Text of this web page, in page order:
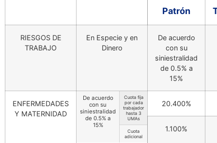
Patrón
RIESGOS DE
TRABAJO
En Especie y en
Dinero
De acuerdo
con su
siniestralidad
de 0.5% a
15%
ENFERMEDADES
Y MATERNIDAD
De acuerdo
con su
siniestralidad
de 0.5% a
15%
Cuota fija
por cada
trabajador
hasta 3
UMAs
Cuota
adicional
20.400%
1.100%